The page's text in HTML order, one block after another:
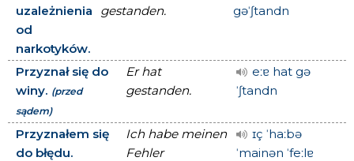
uzależnienia
od
narkotyków.
gestanden.
gəˈʃtandn
Przyznał się do
winy. (przed
sądem)
Er hat
gestanden.
eːɐ hat gə
ˈʃtandn
Przyznałem się
do błędu.
Ich habe meinen
Fehler
ɪç ˈhaːbə
ˈmainən ˈfeːlɐ